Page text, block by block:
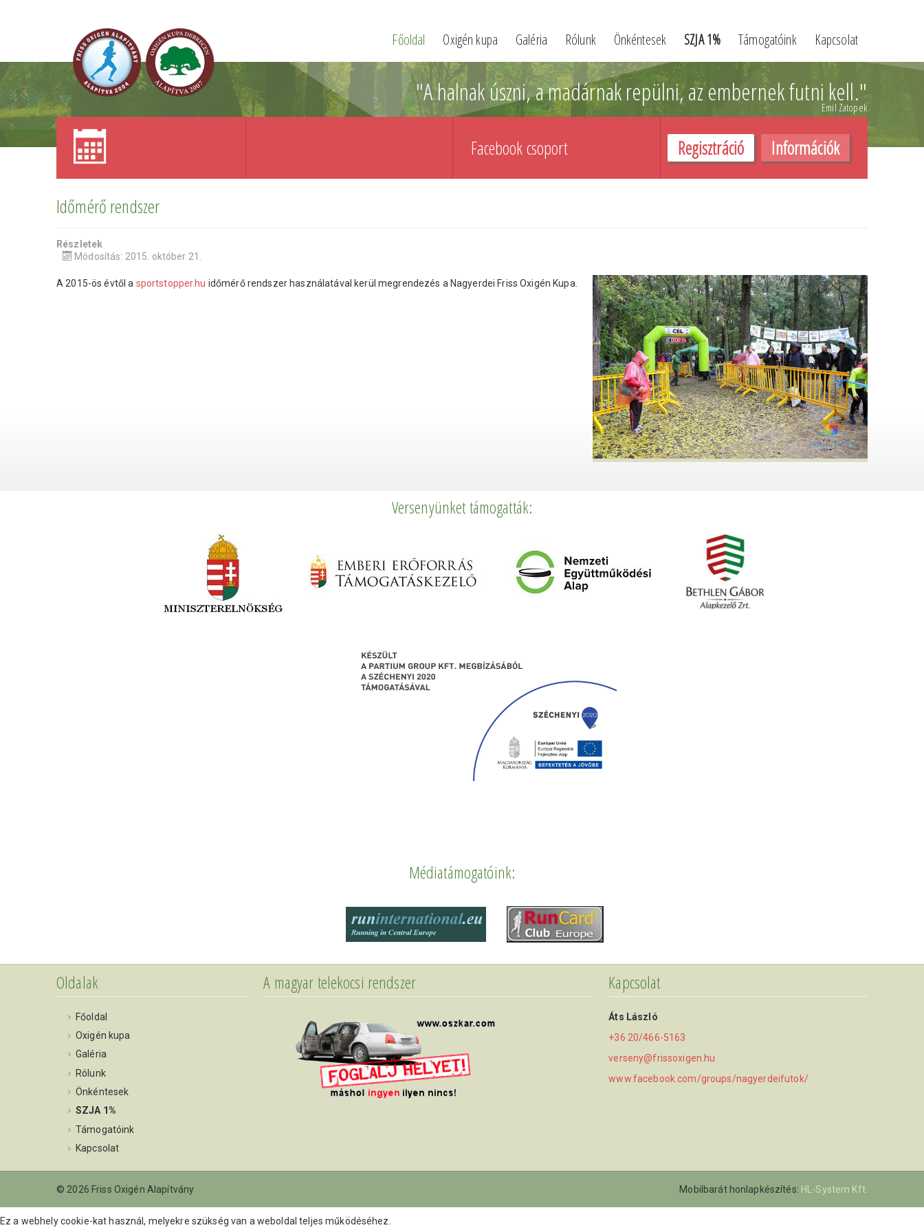
"A halnak úszni, a madárnak repülni,az embernek futni kell."
Emil Zatopek
Főoldal Oxigén kupa Galéria Rólunk Önkéntesek SZJA 1% Támogatóink Kapcsolat
Facebook csoport Regisztráció Információk
Időmérő rendszer
Részletek
Módosítás: 2015. október 21.
A 2015-ös évtől a sportstopper.hu időmérő rendszer használatával kerül megrendezés a Nagyerdei Friss Oxigén Kupa.
Versenyünket támogatták:
Médiatámogatóink:
Oldalak
Főoldal
Oxigén kupa
Galéria
Rólunk
Önkéntesek
SZJA 1%
Támogatóink
Kapcsolat
A magyar telekocsi rendszer Kapcsolat
Áts László
+36 20/466-5163
verseny@frissoxigen.hu
www.facebook.com/groups/nagyerdeifutok/
Mobilbarát honlapkészítés: HL-System Kft.
© 2026 Friss Oxigén Alapítvány
Ez a webhely cookie-kat használ, melyekre szükség van a weboldal teljes működéséhez.